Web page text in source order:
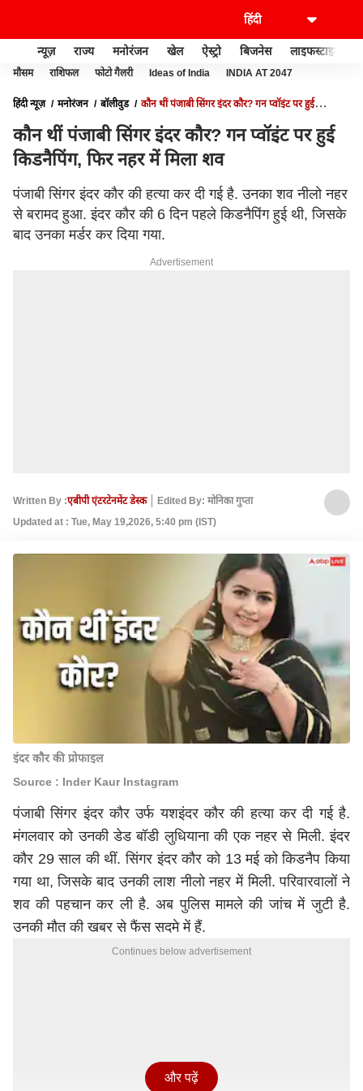
न्यूज़ राज्य मनोरंजन खेल ऐस्ट्रो बिजनेस लाइफस्टाइल
मौसम राशिफल फोटो गैलरी Ideas of India INDIA AT 2047
हिंदी न्यूज़ मनोरंजन बॉलीवुड
कौन थीं पंजाबी सिंगर इंदर कौर? गन प्वॉइंट पर हुई
कौन थीं पंजाबी सिंगर इंदर कौर? गन प्वॉइंट पर हुई
किडनैपिंग, फिर नहर में मिला शव
पंजाबी सिंगर इंदर कौर की हत्या कर दी गई है. उनका शव नीलो नहर
से बरामद हुआ. इंदर कौर की 6 दिन पहले किडनैपिंग हुई थी, जिसके
बाद उनका मर्डर कर दिया गया.
Advertisement
Written By :एबीपी एंटरटेनमेंट डेस्क
Edited By: मोनिका गुप्ता
Updated at : Tue, May 19,2026, 5:40 pm (IST)
इंदर कौर की प्रोफाइल
Source : Inder Kaur Instagram
पंजाबी सिंगर इंदर कौर उर्फ यशइंदर कौर की हत्या कर दी गई है.
मंगलवार को उनकी डेड बॉडी लुधियाना की एक नहर से मिली. इंदर
कौर 29 साल की थीं. सिंगर इंदर कौर को 13 मई को किडनैप किया
गया था, जिसके बाद उनकी लाश नीलो नहर में मिली. परिवारवालों ने
शव की पहचान कर ली है. अब पुलिस मामले की जांच में जुटी है.
उनकी मौत की खबर से फैंस सदमे में हैं.
Continues below advertisement
और पढ़ें